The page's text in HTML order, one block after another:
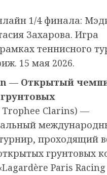
1/4 финала:
Захарова. Игра
теннисного
15 мая 2026.
— Открытый
Trophee Clarins) —
проходящий
грунтовых
Paris